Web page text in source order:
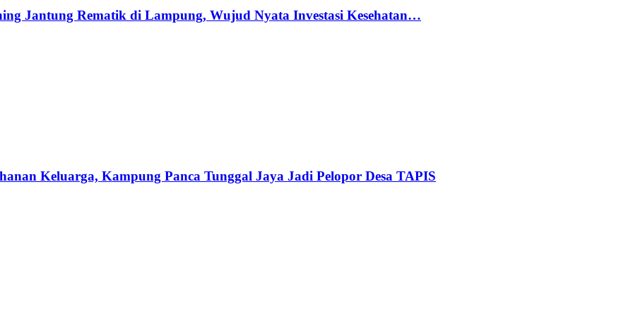
Jantung Rematik di Lampung, Wujud Nyata Investasi Kesehatan…
Keluarga, Kampung Panca Tunggal Jaya Jadi Pelopor Desa TAPIS